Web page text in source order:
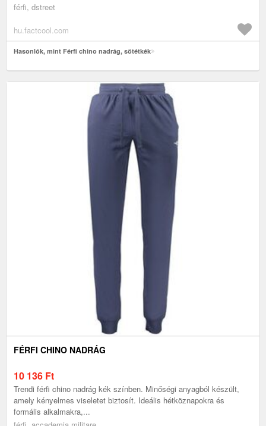
férfi, dstreet
hu.factcool.com
Hasonlók, mint Férfi chino nadrág, sötétkék
FÉRFI CHINO NADRÁG
10 136 Ft
Trendi férfi chino nadrág kék színben. Minőségi anyagból készült,
amely kényelmes viseletet biztosít. Ideális hétköznapokra és
formális alkalmakra,...